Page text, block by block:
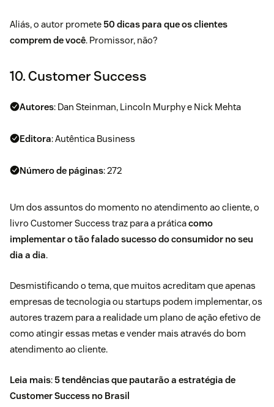
Aliás, o autor promete 50 dicas para que os clientes
comprem de você. Promissor, não?
10. Customer Success
Autores: Dan Steinman,‎ Lincoln Murphy e‎ Nick Mehta
Editora: Autêntica Business
Número de páginas: 272
Um dos assuntos do momento no atendimento ao cliente, o
livro Customer Success traz para a práticacomo
implementar o tão falado sucesso do consumidor no seu
dia a dia.
Desmistificando o tema, que muitos acreditam que apenas
empresas de tecnologia ou startups podem implementar, os
autores trazem para a realidade um plano de ação efetivo de
como atingir essas metas e vender mais através do bom
atendimento ao cliente.
Leia mais: 5 tendências que pautarão a estratégia de
Customer Success no Brasil